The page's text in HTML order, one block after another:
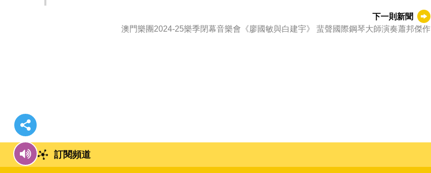
下一則新聞
澳門樂團2024-25樂季閉幕音樂會《廖國敏與白建宇》 蜚聲國際鋼琴大師演奏蕭邦傑作
訂閱頻道